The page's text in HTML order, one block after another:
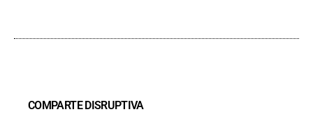
COMPARTE DISRUPTIVA